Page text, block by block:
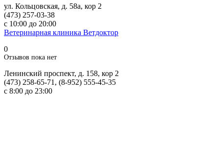
ул. Кольцовская, д. 58а, кор 2
(473) 257-03-38
с 10:00 до 20:00
Ветеринарная клиника Ветдоктор
0
Отзывов пока нет
Ленинский проспект, д. 158, кор 2
(473) 258-65-71, (8-952) 555-45-35
с 8:00 до 23:00